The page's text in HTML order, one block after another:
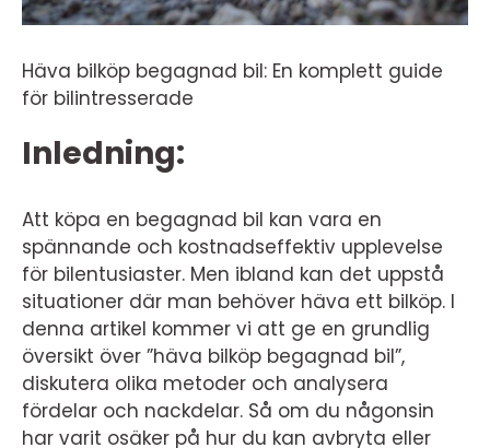
Häva bilköp begagnad bil: En komplett guide
för bilintresserade
Inledning:
Att köpa en begagnad bil kan vara en
spännande och kostnadseffektiv upplevelse
för bilentusiaster. Men ibland kan det uppstå
situationer där man behöver häva ett bilköp. I
denna artikel kommer vi att ge en grundlig
översikt över ”häva bilköp begagnad bil”,
diskutera olika metoder och analysera
fördelar och nackdelar. Så om du någonsin
har varit osäker på hur du kan avbryta eller